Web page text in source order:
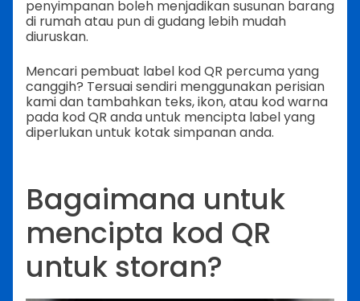
penyimpanan boleh menjadikan susunan barang
di rumah atau pun di gudang lebih mudah
diuruskan.
Mencari pembuat label kod QR percuma yang
canggih? Tersuai sendiri menggunakan perisian
kami dan tambahkan teks, ikon, atau kod warna
pada kod QR anda untuk mencipta label yang
diperlukan untuk kotak simpanan anda.
Bagaimana untuk
mencipta kod QR
untuk storan?